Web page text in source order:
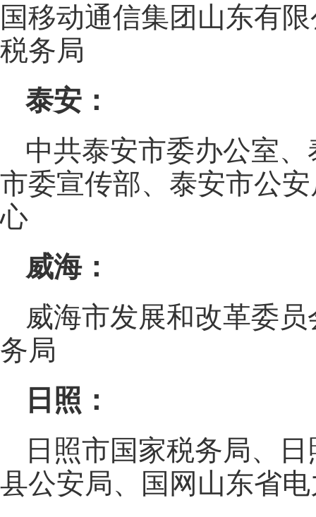
国移动通信集团山东有
税务局
泰安：
中共泰安市委办公室
市委宣传部、泰安市公
心
威海：
威海市发展和改革委
务局
日照：
日照市国家税务局、
县公安局、国网山东省